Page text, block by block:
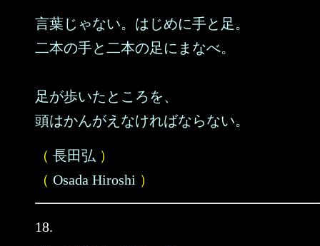
言葉じゃない。はじめに手と足。
二本の手と二本の足にまなべ。
足が歩いたところを、
頭はかんがえなければならない。
（ 長田弘 ）
（ Osada Hiroshi ）
18.